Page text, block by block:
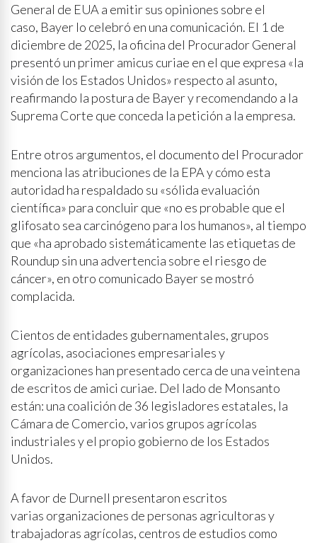
General de EUA a emitir sus opiniones sobre el
caso, Bayer lo celebró en una comunicación. El 1 de
diciembre de 2025, la oficina del Procurador General
presentó un primer amicus curiae en el que expresa «la
visión de los Estados Unidos» respecto al asunto,
reafirmando la postura de Bayer y recomendando a la
Suprema Corte que conceda la petición a la empresa.
Entre otros argumentos, el documento del Procurador
menciona las atribuciones de la EPA y cómo esta
autoridad ha respaldado su «sólida evaluación
científica» para concluir que «no es probable que el
glifosato sea carcinógeno para los humanos», al tiempo
que «ha aprobado sistemáticamente las etiquetas de
Roundup sin una advertencia sobre el riesgo de
cáncer», en otro comunicado Bayer se mostró
complacida.
Cientos de entidades gubernamentales, grupos
agrícolas, asociaciones empresariales y
organizaciones han presentado cerca de una veintena
de escritos de amici curiae. Del lado de Monsanto
están: una coalición de 36 legisladores estatales, la
Cámara de Comercio, varios grupos agrícolas
industriales y el propio gobierno de los Estados
Unidos.
A favor de Durnell presentaron escritos
varias organizaciones de personas agricultoras y
trabajadoras agrícolas, centros de estudios como